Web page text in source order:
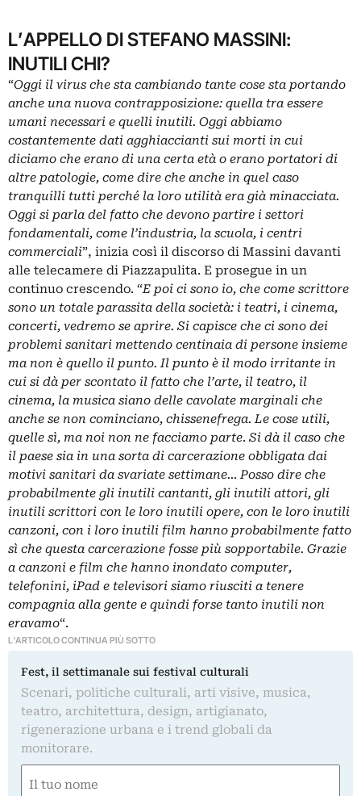
L’APPELLO DI STEFANO MASSINI:
INUTILI CHI?
“Oggi il virus che sta cambiando tante cose sta portando
anche una nuova contrapposizione: quella tra essere
umani necessari e quelli inutili. Oggi abbiamo
costantemente dati agghiaccianti sui morti in cui
diciamo che erano di una certa età o erano portatori di
altre patologie, come dire che anche in quel caso
tranquilli tutti perché la loro utilità era già minacciata.
Oggi si parla del fatto che devono partire i settori
fondamentali, come l’industria, la scuola, i centri
commerciali”, inizia così il discorso di Massini davanti
alle telecamere di Piazzapulita. E prosegue in un
continuo crescendo. “E poi ci sono io, che come scrittore
sono un totale parassita della società: i teatri, i cinema,
concerti, vedremo se aprire. Si capisce che ci sono dei
problemi sanitari mettendo centinaia di persone insieme
ma non è quello il punto. Il punto è il modo irritante in
cui si dà per scontato il fatto che l’arte, il teatro, il
cinema, la musica siano delle cavolate marginali che
anche se non cominciano, chissenefrega. Le cose utili,
quelle sì, ma noi non ne facciamo parte. Si dà il caso che
il paese sia in una sorta di carcerazione obbligata dai
motivi sanitari da svariate settimane… Posso dire che
probabilmente gli inutili cantanti, gli inutili attori, gli
inutili scrittori con le loro inutili opere, con le loro inutili
canzoni, con i loro inutili film hanno probabilmente fatto
sì che questa carcerazione fosse più sopportabile. Grazie
a canzoni e film che hanno inondato computer,
telefonini, iPad e televisori siamo riusciti a tenere
compagnia alla gente e quindi forse tanto inutili non
eravamo“.
L'ARTICOLO CONTINUA PIÙ SOTTO
Fest, il settimanale sui festival culturali
Scenari, politiche culturali, arti visive, musica,
teatro, architettura, design, artigianato,
rigenerazione urbana e i trend globali da
monitorare.
(Required)